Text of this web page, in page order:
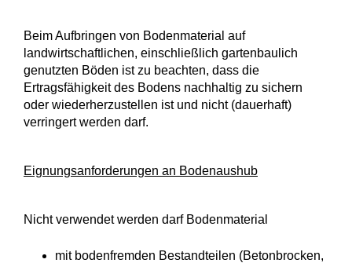
Beim Aufbringen von Bodenmaterial auf
landwirtschaftlichen, einschließlich gartenbaulich
genutzten Böden ist zu beachten, dass die
Ertragsfähigkeit des Bodens nachhaltig zu sichern
oder wiederherzustellen ist und nicht (dauerhaft)
verringert werden darf.
Eignungsanforderungen an Bodenaushub
Nicht verwendet werden darf Bodenmaterial
mit bodenfremden Bestandteilen (Betonbrocken,